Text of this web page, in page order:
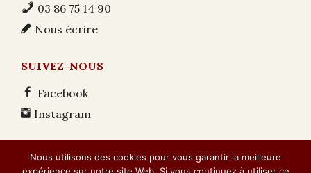
03 86 75 14 90
Nous écrire
SUIVEZ-NOUS
Facebook
Instagram
© 2007 / 2026 -Dulion Charpente|Mentions légales
Nous utilisons des cookies pour vous garantir la meilleure